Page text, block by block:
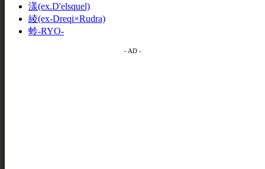
漾(ex.D'elsquel)
綾(ex-Dreqi×Rudra)
蛉-RYO-
- AD -